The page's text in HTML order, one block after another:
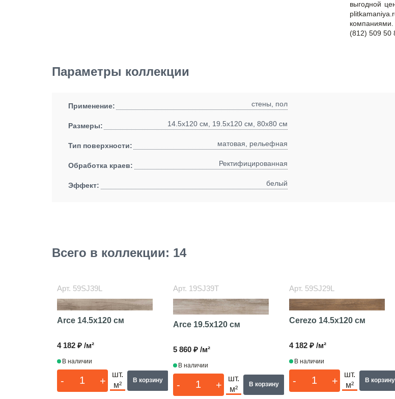
выгодной
(812) 509 50
Параметры коллекции
Применение: стены, пол
Размеры: 14.5x120 см, 19.5x120 см, 80x80 см
Тип поверхности: матовая, рельефная
Обработка краев: Ректифицированная
Эффект: белый
Всего в коллекции: 14
Арт. 59SJ39L
Arce 14.5x120 см
4 182 ₽ /м²
В наличии
- +
шт.
м²
В корзину
Арт. 19SJ39T
Arce 19.5x120 см
5 860 ₽ /м²
В наличии
- +
шт.
м²
В корзину
Арт. 59SJ29L
Cerezo 14.5x120 см
4 182 ₽ /м²
В наличии
- +
шт.
м²
В корзину